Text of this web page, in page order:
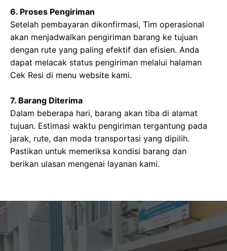
6. Proses Pengiriman
Setelah pembayaran dikonfirmasi, Tim operasional
akan menjadwalkan pengiriman barang ke tujuan
dengan rute yang paling efektif dan efisien. Anda
dapat melacak status pengiriman melalui halaman
Cek Resi di menu website kami.
7. Barang Diterima
Dalam beberapa hari, barang akan tiba di alamat
tujuan. Estimasi waktu pengiriman tergantung pada
jarak, rute, dan moda transportasi yang dipilih.
Pastikan untuk memeriksa kondisi barang dan
berikan ulasan mengenai layanan kami.